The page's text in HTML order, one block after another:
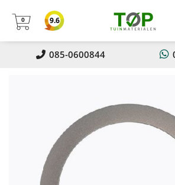
085-0600844
0 9.6